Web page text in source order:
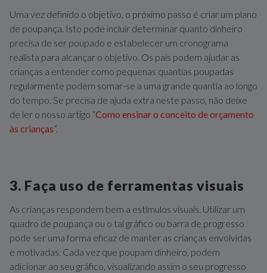
Uma vez definido o objetivo, o próximo passo é criar um plano
de poupança. Isto pode incluir determinar quanto dinheiro
precisa de ser poupado e estabelecer um cronograma
realista para alcançar o objetivo. Os pais podem ajudar as
crianças a entender como pequenas quantias poupadas
regularmente podem somar-se a uma grande quantia ao longo
do tempo. Se precisa de ajuda extra neste passo, não deixe
de ler o nosso artigo “Como ensinar o conceito de orçamento
às crianças”.
3. Faça uso de ferramentas visuais
As crianças respondem bem a estímulos visuais. Utilizar um
quadro de poupança ou o tal gráfico ou barra de progresso
pode ser uma forma eficaz de manter as crianças envolvidas
e motivadas. Cada vez que poupam dinheiro, podem
adicionar ao seu gráfico, visualizando assim o seu progresso